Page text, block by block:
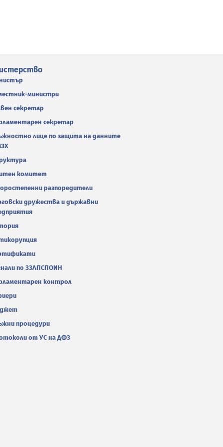
министри
секретар
секретар
лице по защита на данните
комитет
разпоредители
дружества и държавни
по ЗЗЛПСПОИН
контрол
процедури
от УС на ДФЗ